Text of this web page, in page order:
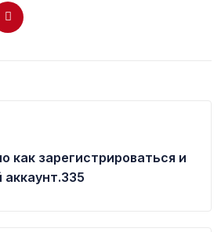
как зарегистрироваться и